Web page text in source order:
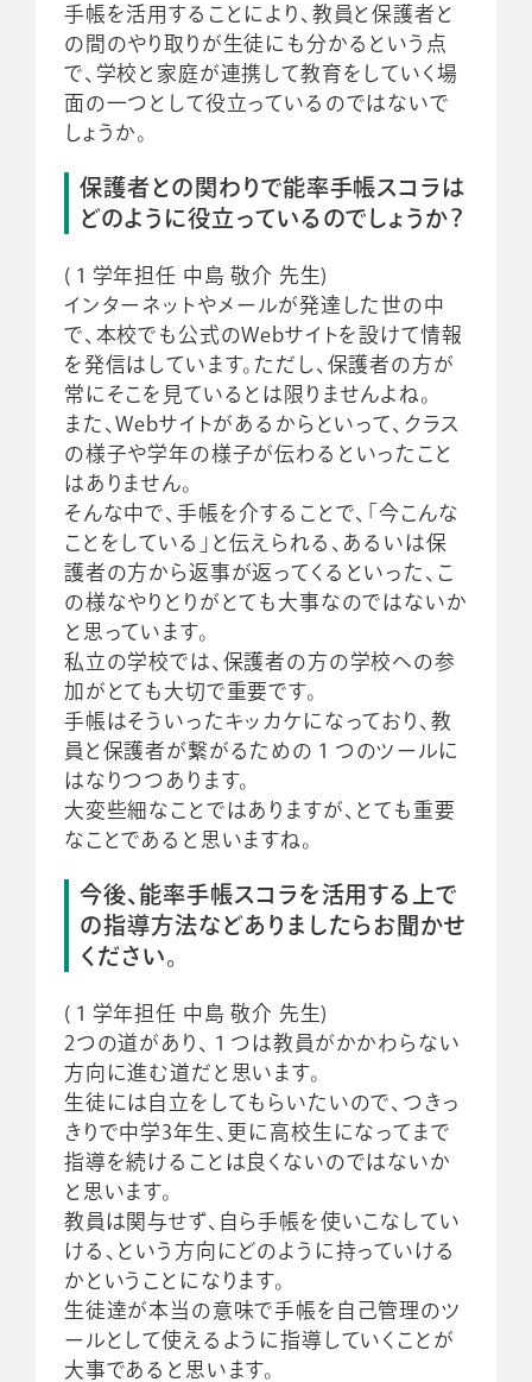
手帳を活用することにより、教員と保護者と
の間のやり取りが生徒にも分かるという点
で、学校と家庭が連携して教育をしていく場
面の一つとして役立っているのではないで
しょうか。
保護者との関わりで能率手帳スコラは
どのように役立っているのでしょうか？
(１学年担任 中島 敬介 先生)
インターネットやメールが発達した世の中
で、本校でも公式のWebサイトを設けて情報
を発信はしています。ただし、保護者の方が
常にそこを見ているとは限りませんよね。
また、Webサイトがあるからといって、クラス
の様子や学年の様子が伝わるといったこと
はありません。
そんな中で、手帳を介することで、「今こんな
ことをしている」と伝えられる、あるいは保
護者の方から返事が返ってくるといった、こ
の様なやりとりがとても大事なのではないか
と思っています。
私立の学校では、保護者の方の学校への参
加がとても大切で重要です。
手帳はそういったキッカケになっており、教
員と保護者が繋がるための１つのツールに
はなりつつあります。
大変些細なことではありますが、とても重要
なことであると思いますね。
今後、能率手帳スコラを活用する上で
の指導方法などありましたらお聞かせ
ください。
(１学年担任 中島 敬介 先生)
2つの道があり、１つは教員がかかわらない
方向に進む道だと思います。
生徒には自立をしてもらいたいので、つきっ
きりで中学3年生、更に高校生になってまで
指導を続けることは良くないのではないか
と思います。
教員は関与せず、自ら手帳を使いこなしてい
ける、という方向にどのように持っていける
かということになります。
生徒達が本当の意味で手帳を自己管理のツ
ールとして使えるように指導していくことが
大事であると思います。